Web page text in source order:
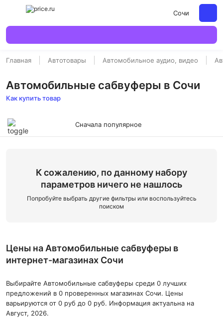
Сочи
Главная Автотовары Автомобильное аудио, видео
Автомобильные сабвуферы в Сочи
Как купить товар
Сначала популярное
К сожалению, по данному набору
параметров ничего не нашлось
Попробуйте выбрать другие фильтры или воспользуйтесь
поиском
Цены на Автомобильные сабвуферы в
интернет-магазинах Сочи
Выбирайте Автомобильные сабвуферы среди 0 лучших
предложений в 0 проверенных магазинах Сочи. Цены
варьируются от 0 руб до 0 руб. Информация актуальна на
Август, 2026.